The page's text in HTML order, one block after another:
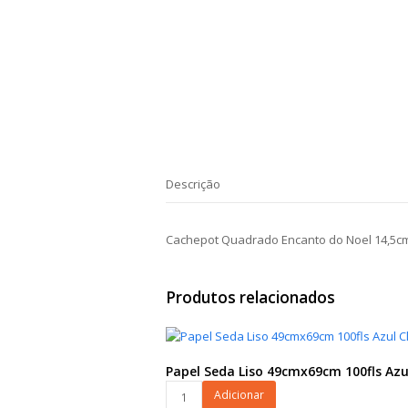
Descrição
Cachepot Quadrado Encanto do Noel
Produtos relacionados
Papel Seda Liso 49cmx69cm 100fls
Adicionar